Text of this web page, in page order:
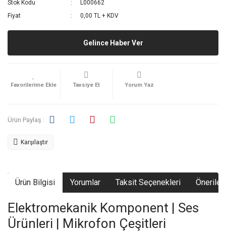
Stok Kodu
L000662
Fiyat
0,00 TL + KDV
Gelince Haber Ver
Tavsiye Et Yorum Yaz
Ürün Paylaş :
Karşılaştır
Ürün Bilgisi Yorumlar Taksit Seçenekleri
Elektromekanik Komponent | Ses
Ürünleri | Mikrofon Çeşitleri